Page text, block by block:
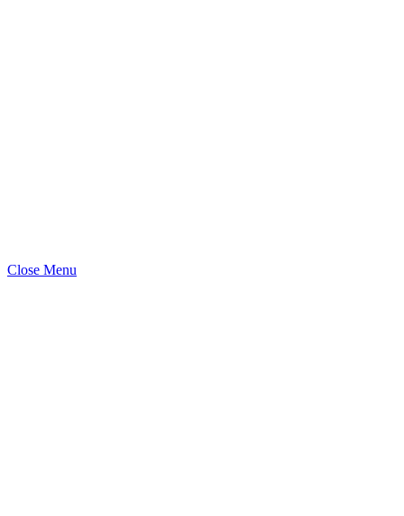
Close Menu